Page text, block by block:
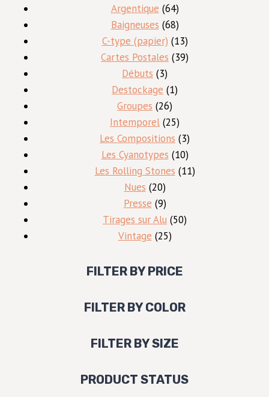
produits
Argentique 6464
produits
Baigneuses 6868
produits
C-type (papier) 1313
produits
Cartes Postales 3939
Débuts 33
produits
Destockage 11
Groupes 2626
produits
Intemporel 2525
produits
Les Compositions 33
produits
Les Cyanotypes 1010
produits
Les Rolling Stones 1111
Nues 2020
produits
Presse 99
produits
Tirages sur Alu 5050
Vintage 2525
FILTER BY PRICE
FILTER BY COLOR
FILTER BY SIZE
PRODUCT STATUS